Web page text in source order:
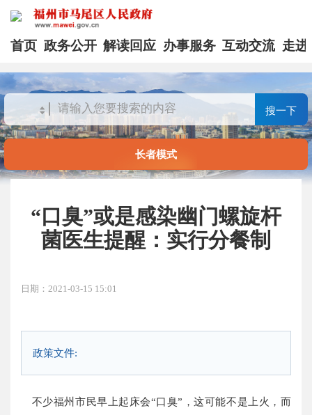
首页 政务公开 解读回应 办事服务 互动交流 走进
搜一下
长者模式
“口臭”或是感染幽门螺旋杆
菌医生提醒：实行分餐制
日期：2021-03-15 15:01
政策文件:
不少福州市民早上起床会“口臭”，这可能不是上火，而